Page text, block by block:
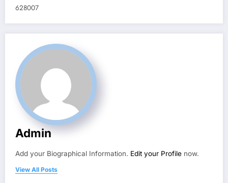
628007
Admin
Add your Biographical Information. Edit your Profile now.
View All Posts